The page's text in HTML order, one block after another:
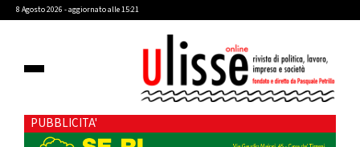
8 Agosto 2026 - aggiornato alle 15:21
PUBBLICITA'